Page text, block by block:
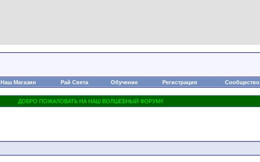
Наш Магазин Рай Света Обучение Регистрация Сообщество